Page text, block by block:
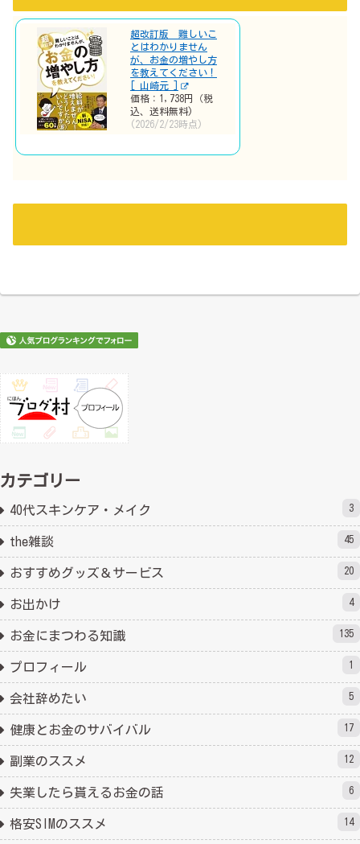
超改訂版 難しいこ
とはわかりません
が、お金の増やし方
を教えてください！
[ 山崎元 ]
価格：1,738円（税
込、送料無料)
(2026/2/23時点)
カテゴリー
40代スキンケア・メイク 3
the雑談 45
おすすめグッズ＆サービス 20
お出かけ 4
お金にまつわる知識 135
プロフィール 1
会社辞めたい 5
健康とお金のサバイバル 17
副業のススメ 12
失業したら貰えるお金の話 6
格安SIMのススメ 14